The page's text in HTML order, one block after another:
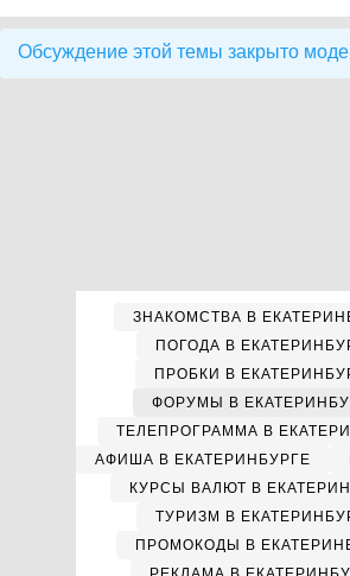
Обсуждение этой темы закрыто
ЗНАКОМСТВА В
ПОГОДА В
ПРОБКИ В
ФОРУМЫ В
ТЕЛЕПРОГРАММА В
АФИША В ЕКАТЕРИНБУРГЕ
КУРСЫ ВАЛЮТ В
ТУРИЗМ В
ПРОМОКОДЫ В